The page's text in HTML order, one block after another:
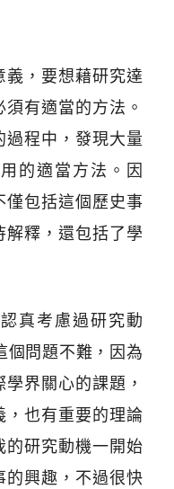
義，要想藉研究達
有適當的方法。
過程中，發現大量
的適當方法。因
僅包括這個歷史事
解釋，還包括了學
真考慮過研究動
個問題不難，因為
界關心的課題，
，也有重要的理論
的研究動機一開始
的興趣，不過很快